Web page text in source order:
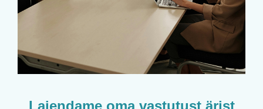
Laiendame oma vastutust ärist